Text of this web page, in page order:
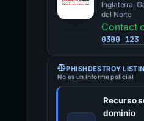
Inglaterra,
del Norte
Contact
0300 123
PHISHDESTROY
No es un informe policial
Recurso
dominio